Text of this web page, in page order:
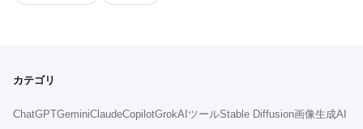
カテゴリ
ChatGPTGeminiClaudeCopilotGrokAIツールStable Diffusion画像生成AI